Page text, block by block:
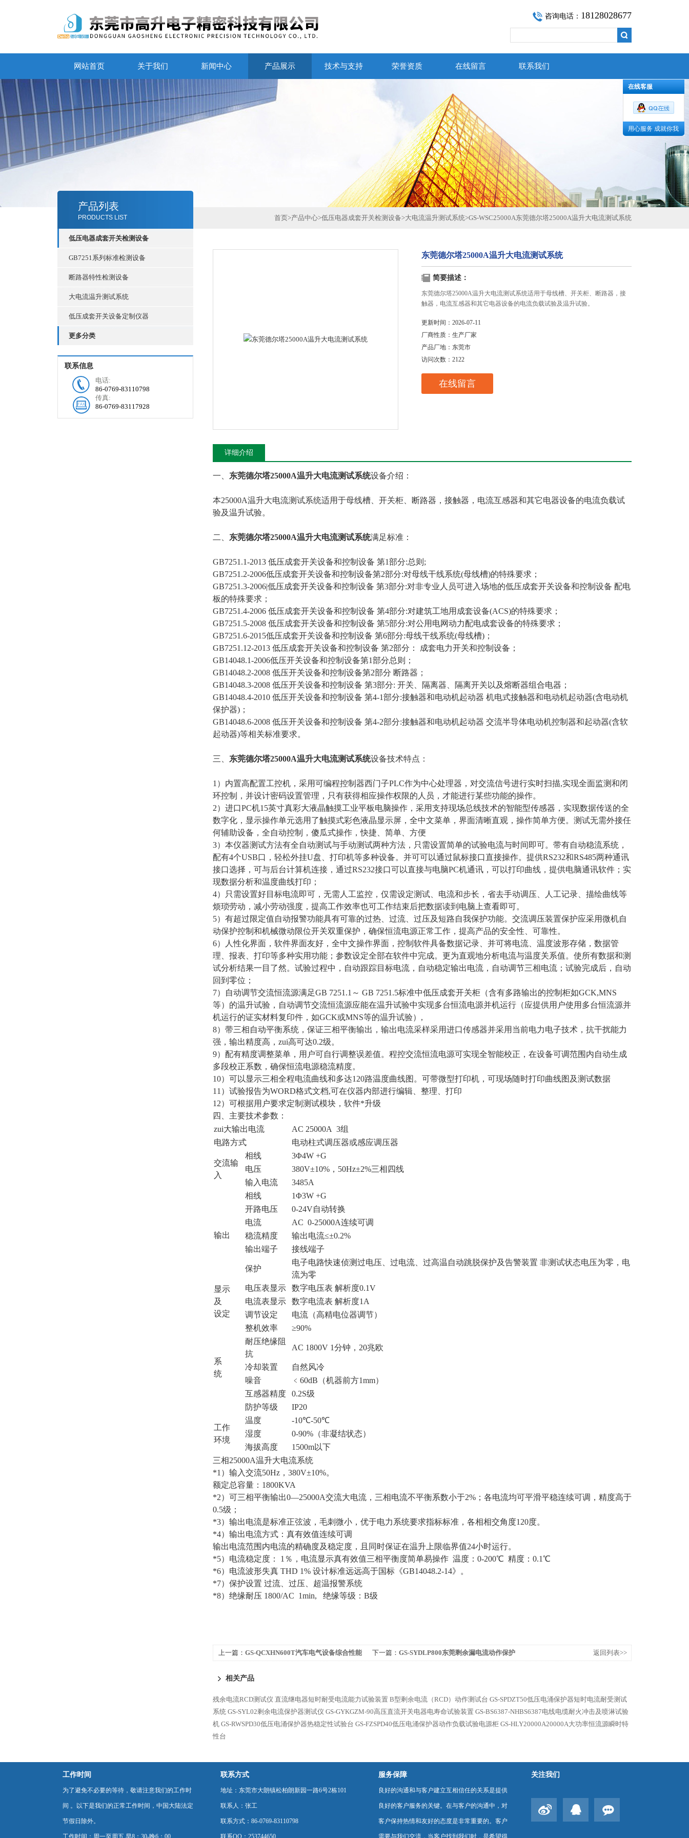
咨询电话： 18128028677
网站首页 关于我们 新闻中心 产品展示 技术与支持 荣誉资质 在线留言 联系我们
产品列表
PRODUCTS LIST
低压电器成套开关检测设备
GB7251系列标准检测设备
断路器特性检测设备
大电流温升测试系统
低压成套开关设备定制仪器
更多分类
联系信息
电话:
86-0769-83110798
传真:
86-0769-83117928
首页>产品中心>低压电器成套开关检测设备>大电流温升测试系统>GS-WSC25000A东莞德尔塔25000A温升大电流测试系统
东莞德尔塔25000A温升大电流测试系统
简要描述：
东莞德尔塔25000A温升大电流测试系统适用于母线槽、开关柜、断路器，接
触器，电流互感器和其它电器设备的电流负载试验及温升试验。
更新时间： 2026-07-11
厂商性质： 生产厂家
产品厂地： 东莞市
访问次数： 2122
在线留言
详细介绍
一、 东莞德尔塔25000A温升大电流测试系统设备介绍：
本25000A温升大电流测试系统适用于母线槽、开关柜、断路器，接触器，电流互感器和其它电器设备的电流负载试
验及温升试验。
二、 东莞德尔塔25000A温升大电流测试系统满足标准：
GB7251.1-2013 低压成套开关设备和控制设备 第1部分:总则;
GB7251.2-2006低压成套开关设备和控制设备第2部分:对母线干线系统(母线槽)的特殊要求；
GB7251.3-2006|低压成套开关设备和控制设备 第3部分:对非专业人员可进入场地的低压成套开关设备和控制设备 配电
板的特殊要求；
GB7251.4-2006 低压成套开关设备和控制设备 第4部分:对建筑工地用成套设备(ACS)的特殊要求；
GB7251.5-2008 低压成套开关设备和控制设备 第5部分:对公用电网动力配电成套设备的特殊要求；
GB7251.6-2015低压成套开关设备和控制设备 第6部分:母线干线系统(母线槽)；
GB7251.12-2013 低压成套开关设备和控制设备 第2部分： 成套电力开关和控制设备；
GB14048.1-2006低压开关设备和控制设备第1部分总则；
GB14048.2-2008 低压开关设备和控制设备第2部分 断路器；
GB14048.3-2008 低压开关设备和控制设备 第3部分: 开关、隔离器、隔离开关以及熔断器组合电器；
GB14048.4-2010 低压开关设备和控制设备 第4-1部分:接触器和电动机起动器 机电式接触器和电动机起动器(含电动机
保护器)；
GB14048.6-2008 低压开关设备和控制设备 第4-2部分:接触器和电动机起动器 交流半导体电动机控制器和起动器(含软
起动器)等相关标准要求。
三、 东莞德尔塔25000A温升大电流测试系统设备技术特点：
1）内置高配置工控机，采用可编程控制器西门子PLC作为中心处理器，对交流信号进行实时扫描,实现全面监测和闭
环控制，并设计密码设置管理，只有获得相应操作权限的人员，才能进行某些功能的操作。
2）进口PC机15英寸真彩大液晶触摸工业平板电脑操作，采用支持现场总线技术的智能型传感器，实现数据传送的全
数字化，显示操作单元选用了触摸式彩色液晶显示屏，全中文菜单，界面清晰直观，操作简单方便。测试无需外接任
何辅助设备，全自动控制，傻瓜式操作，快捷、简单、方便
3）本仪器测试方法有全自动测试与手动测试两种方法，只需设置简单的试验电流与时间即可。带有自动稳流系统，
配有4个USB口，轻松外挂U盘、打印机等多种设备。并可可以通过鼠标接口直接操作。提供RS232和RS485两种通讯
接口选择，可与后台计算机连接，通过RS232接口可以直接与电脑PC机通讯，可以打印曲线，提供电脑通讯软件；实
现数据分析和温度曲线打印；
4）只需设置好目标电流即可，无需人工监控，仅需设定测试、电流和步长，省去手动调压、人工记录、描绘曲线等
烦琐劳动，减小劳动强度，提高工作效率也可工作结束后把数据读到电脑上查看即可。
5）有超过限定值自动报警功能具有可靠的过热、过流、过压及短路自我保护功能。交流调压装置保护应采用微机自
动保护控制和机械微动限位开关双重保护，确保恒流电源正常工作，提高产品的安全性、可靠性。
6）人性化界面，软件界面友好，全中文操作界面，控制软件具备数据记录、并可将电流、温度波形存储，数据管
理、报表、打印等多种实用功能；参数设定全部在软件中完成。更为直观地分析电流与温度关系值。使所有数据和测
试分析结果一目了然。试验过程中，自动跟踪目标电流，自动稳定输出电流，自动调节三相电流；试验完成后，自动
回到零位；
7）自动调节交流恒流源满足GB 7251.1～ GB 7251.5标准中低压成套开关柜（含有多路输出的控制柜如GCK,MNS
等）的温升试验，自动调节交流恒流源应能在温升试验中实现多台恒流电源并机运行（应提供用户使用多台恒流源并
机运行的证实材料复印件，如GCK或MNS等的温升试验）,
8）带三相自动平衡系统，保证三相平衡输出，输出电流采样采用进口传感器并采用当前电力电子技术，抗干扰能力
强，输出精度高，zui高可达0.2级。
9）配有精度调整菜单，用户可自行调整误差值。程控交流恒流电源可实现全智能校正，在设备可调范围内自动生成
多段校正系数，确保恒流电源稳流精度。
10）可以显示三相全程电流曲线和多达120路温度曲线图。可带微型打印机，可现场随时打印曲线图及测试数据
11）试验报告为WORD格式文档,可在仪器内部进行编辑、整理、打印
12）可根据用户要求定制测试模块，软件*升级
四、主要技术参数：
zui大输出电流
AC 25000A 3组
电路方式
电动柱式调压器或感应调压器
交流输
入
相线
3Φ4W +G
电压
380V±10%，50Hz±2%三相四线
输入电流
3485A
输出
相线
1Φ3W +G
开路电压
0-24V自动转换
电流
AC 0-25000A连续可调
稳流精度
输出电流≤±0.2%
输出端子
接线端子
保护
电子电路快速侦测过电压、过电流、过高温自动跳脱保护及告警装置 非测试状态电压为零，电
流为零
显示
及
设定
电压表显示
数字电压表 解析度0.1V
电流表显示
数字电流表 解析度1A
调节设定
电流（高精电位器调节）
系
统
整机效率
≥90%
耐压绝缘阻
抗
AC 1800V 1分钟，20兆欧
冷却装置
自然风冷
噪音
﹤60dB（机器前方1mm）
互感器精度
0.2S级
防护等级
IP20
工作
环境
温度
-10℃-50℃
湿度
0-90%（非凝结状态）
海拔高度
1500m以下
三相25000A温升大电流系统
*1）输入交流50Hz，380V±10%。
额定总容量：1800KVA
*2）可三相平衡输出0―25000A交流大电流，三相电流不平衡系数小于2%；各电流均可平滑平稳连续可调，精度高于
0.5级；
*3）输出电流是标准正弦波，毛刺微小，优于电力系统要求指标标准，各相相交角度120度。
*4）输出电流方式：真有效值连续可调
输出电流范围内电流的精确度及稳定度，且同时保证在温升上限临界值24小时运行。
*5）电流稳定度： 1％，电流显示真有效值三相平衡度简单易操作 温度：0-200℃ 精度：0.1℃
*6）电流波形失真 THD 1% 设计标准远远高于国标《GB14048.2-14》。
*7）保护设置 过流、过压、超温报警系统
*8）绝缘耐压 1800/AC 1min, 绝缘等级：B级
上一篇： GS-QCXHN600T汽车电气设备综合性能
下一篇： GS-SYDLP800东莞剩余漏电流动作保护
返回列表>>
相关产品
残余电流RCD测试仪 直流继电器短时耐受电流能力试验装置 B型剩余电流（RCD）动作测试台 GS-SPDZT50低压电涌保护器短时电流耐受测试
系统 GS-SYL02剩余电流保护器测试仪 GS-GYKGZM-90高压直流开关电器电寿命试验装置 GS-BS6387-NHBS6387电线电缆耐火冲击及喷淋试验
机 GS-RWSPD30低压电涌保护器热稳定性试验台 GS-FZSPD40低压电涌保护器动作负载试验电源柜 GS-HLY20000A20000A大功率恒流源瞬时特
性台
工作时间
为了避免不必要的等待，敬请注意我们的工作时
间 。以下是我们的正常工作时间，中国大陆法定
节假日除外。
工作时间：周一至周五 早8：30-晚6：00
联系方式
地址：东莞市大朗镇松柏朗新园一路6号2栋101
联系人：张工
联系方式：86-0769-83110798
联系QQ：253744650
服务保障
良好的沟通和与客户建立互相信任的关系是提供
良好的客户服务的关键。在与客户的沟通中，对
客户保持热情和友好的态度是非常重要的。客户
需要与我们交流，当客户找到我们时，是希望得
关注我们
在线客服
用心服务 成就你我